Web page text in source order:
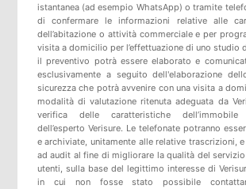
istantanea (ad esempio WhatsApp) o tramite
di confermare le informazioni relative alle
dell’abitazione o attività commerciale e per
visita a domicilio per l’effettuazione di uno studio
il preventivo potrà essere elaborato e
esclusivamente a seguito dell'elaborazione
sicurezza che potrà avvenire con una visita a
modalità di valutazione ritenuta adeguata da
verifica delle caratteristiche
dell’esperto Verisure. Le telefonate potranno
e archiviate, unitamente alle relative trascrizioni,
ad audit al fine di migliorare la qualità del
utenti, sulla base del legittimo interesse di
in cui non fosse stato possibile